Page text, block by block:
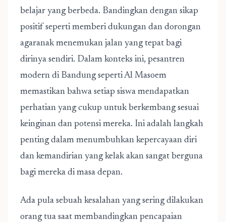
belajar yang berbeda. Bandingkan dengan sikap
positif seperti memberi dukungan dan dorongan
agaranak menemukan jalan yang tepat bagi
dirinya sendiri. Dalam konteks ini, pesantren
modern di Bandung seperti Al Masoem
memastikan bahwa setiap siswa mendapatkan
perhatian yang cukup untuk berkembang sesuai
keinginan dan potensi mereka. Ini adalah langkah
penting dalam menumbuhkan kepercayaan diri
dan kemandirian yang kelak akan sangat berguna
bagi mereka di masa depan.
Ada pula sebuah kesalahan yang sering dilakukan
orang tua saat membandingkan pencapaian